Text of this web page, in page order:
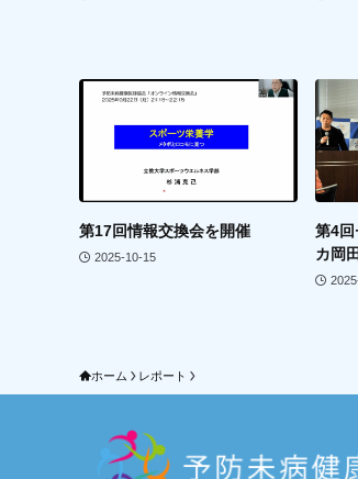
第17回情報交換会を開催
2025-10-15
第4
カ岡
ホーム レポート